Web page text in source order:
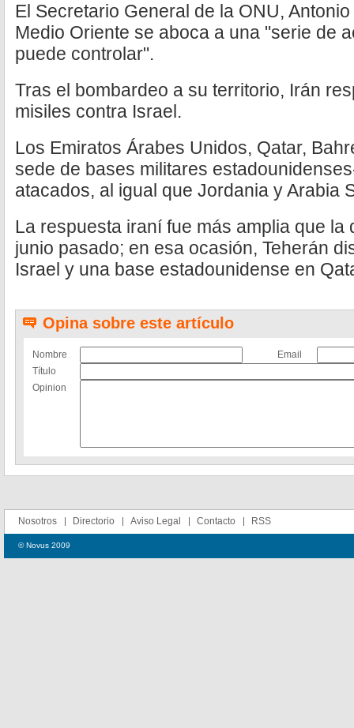
El Secretario General de la ONU,
Medio Oriente se aboca a una "serie de
puede controlar".
Tras el bombardeo a su territorio, Irán
misiles contra Israel.
Los Emiratos Árabes Unidos, Qatar,
sede de bases militares
atacados, al igual que Jordania y Arabia
La respuesta iraní fue más amplia que
junio pasado; en esa ocasión, Teherán
Israel y una base estadounidense en
Opina sobre este artículo
Nombre
Email
Título
Opinion
Nosotros Directorio Aviso Legal Contacto RSS
© Novus 2009